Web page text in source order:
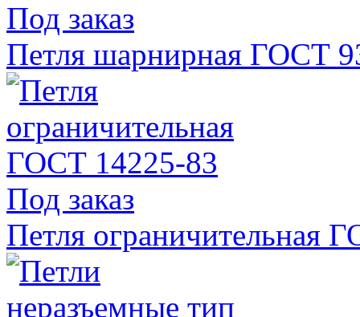
Под заказ
Петля шарнирная ГОСТ
Под заказ
Петля ограничительная